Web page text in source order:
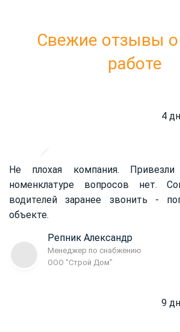
Свежие отзывы
работе
4
Не плохая компания.
номенклатуре вопросов нет.
водителей заранее звонить -
объекте.
Репник Александр
Менеджер по снабжению
ООО "Строй Дом"
9